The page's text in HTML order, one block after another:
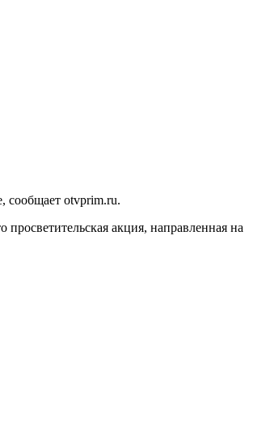
сообщает otvprim.ru.
акция, направленная на